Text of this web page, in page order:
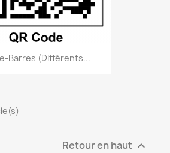
Barres (différents...
Retour en haut 